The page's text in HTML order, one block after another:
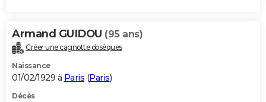
Armand GUIDOU (95 ans)
Créer une cagnotte obsèques
Naissance
01/02/1929 à Paris (Paris)
Décès